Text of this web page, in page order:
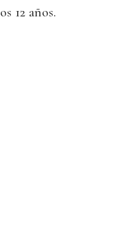
12 años.